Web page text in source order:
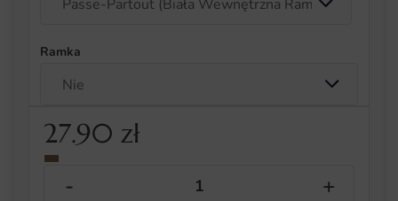
Ramka
27.90 zł